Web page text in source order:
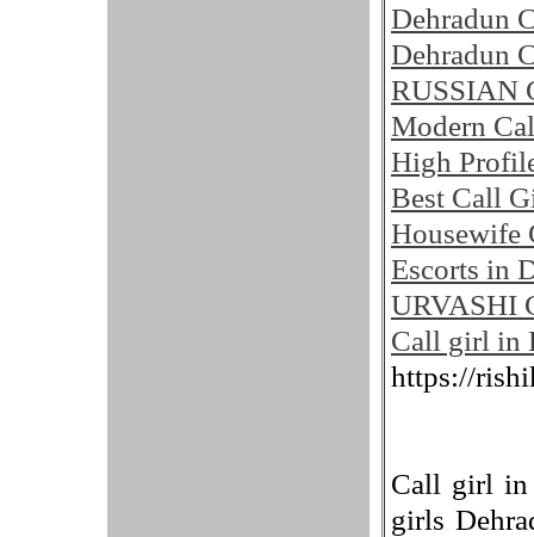
Dehradun
Dehradun
RUSSIAN
Modern
High
Best Call
Housewife
Escorts in
URVASHI
Call girl in
https://
Call girl in
girls